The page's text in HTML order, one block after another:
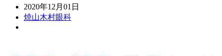
2020年12月01日
焼山木村眼科